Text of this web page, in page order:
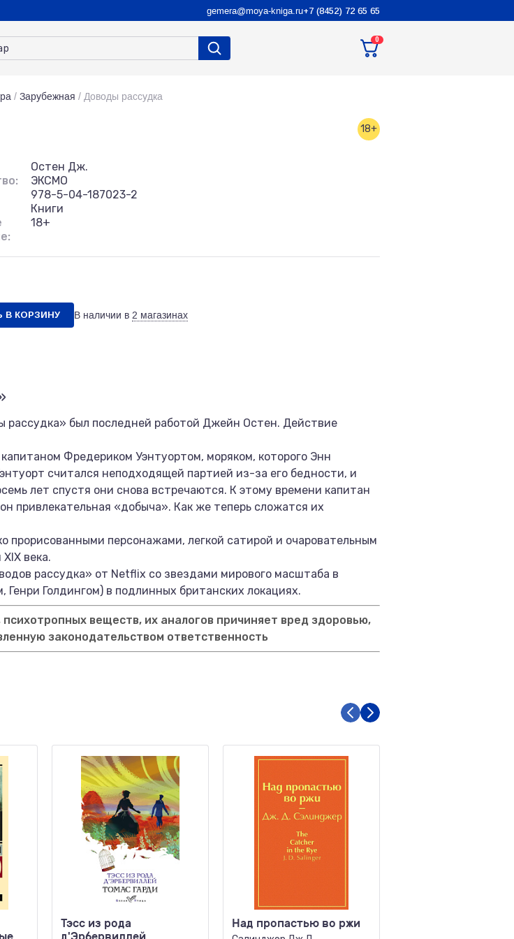
gemera@moya-kniga.ru+7 (8452) 72 65 65
0
/ Зарубежная / Доводы рассудка
18+
Остен Дж.
ЭКСМО
978-5-04-187023-2
Книги
18+
В КОРЗИНУ В наличии в 2 магазинах
рассудка» был последней работой Джейн Остен. Действие
Фредериком Уэнтуортом, моряком, которого Энн
считался неподходящей партией из-за его бедности, и
лет спустя они снова встречаются. К этому времени капитан
привлекательная «добыча». Как же теперь сложатся их
прорисованными персонажами, легкой сатирой и очаровательным
века.
рассудка» от Netflix со звездами мирового масштаба в
Голдингом) в подлинных британских локациях.
веществ, их аналогов причиняет вред здоровью,
законодательством ответственность
Тэсс из рода
Над пропастью во ржи